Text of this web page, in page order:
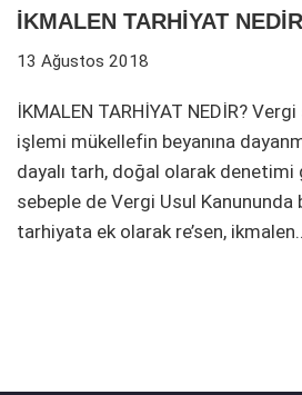
İKMALEN TARHİYAT
13 Ağustos 2018
İKMALEN TARHİYAT NEDİR?
işlemi mükellefin beyanına
dayalı tarh, doğal olarak
sebeple de Vergi Usul Kanununda
tarhiyata ek olarak re’sen,